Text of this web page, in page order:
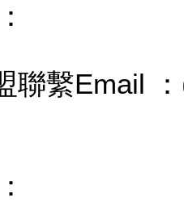
聯繫Email